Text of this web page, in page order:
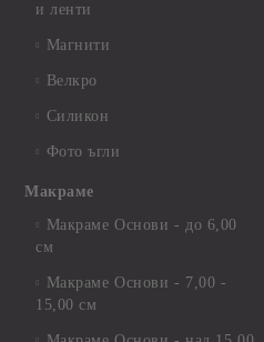
и ленти
Магнити
Велкро
Силикон
Фото ъгли
Макраме
Макраме Основи - до 6,00
см
Макраме Основи - 7,00 -
15,00 см